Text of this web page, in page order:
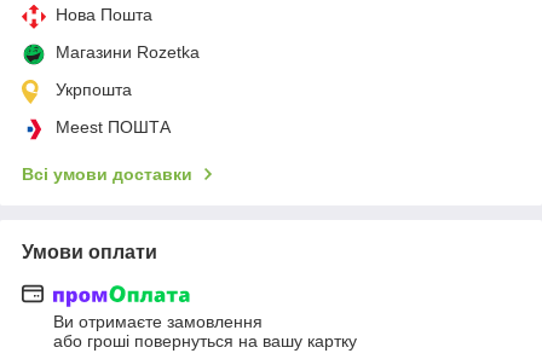
Нова Пошта
Магазини Rozetka
Укрпошта
Meest ПОШТА
Всі умови доставки
Умови оплати
Ви отримаєте замовлення
або гроші повернуться на вашу картку